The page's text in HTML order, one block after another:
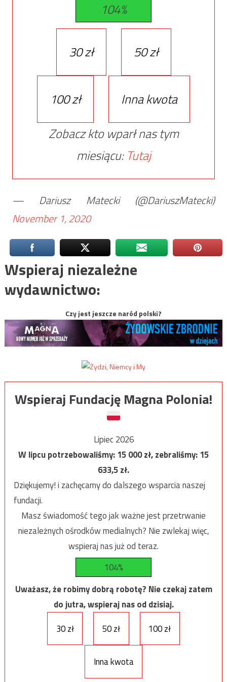
104%
30 zł 50 zł
100 zł
Inna kwota
Zobacz kto wparł nas tym
miesiącu: Tutaj
— Dariusz Matecki (@DariuszMatecki)
November 1, 2020
Wspieraj niezależne
wydawnictwo:
Czy jest jeszcze naród polski?
Wspieraj Fundację Magna Polonia!
Lipiec 2026
W lipcu potrzebowaliśmy:15 000zł, zebraliśmy:15
633,5zł.
Dziękujemy! i zachęcamy do dalszego wsparcia naszej
fundacji.
Masz świadomość tego jak ważne jest przetrwanie
niezależnych ośrodków medialnych? Nie zwlekaj więc,
wspieraj nas już od teraz.
104%
Uważasz, że robimy dobrą robotę? Nie czekaj zatem
do jutra, wspieraj nas od dzisiaj.
30 zł
50 zł 100 zł
Inna kwota